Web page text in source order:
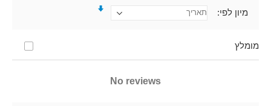
מומלץ
מיון לפי
No reviews